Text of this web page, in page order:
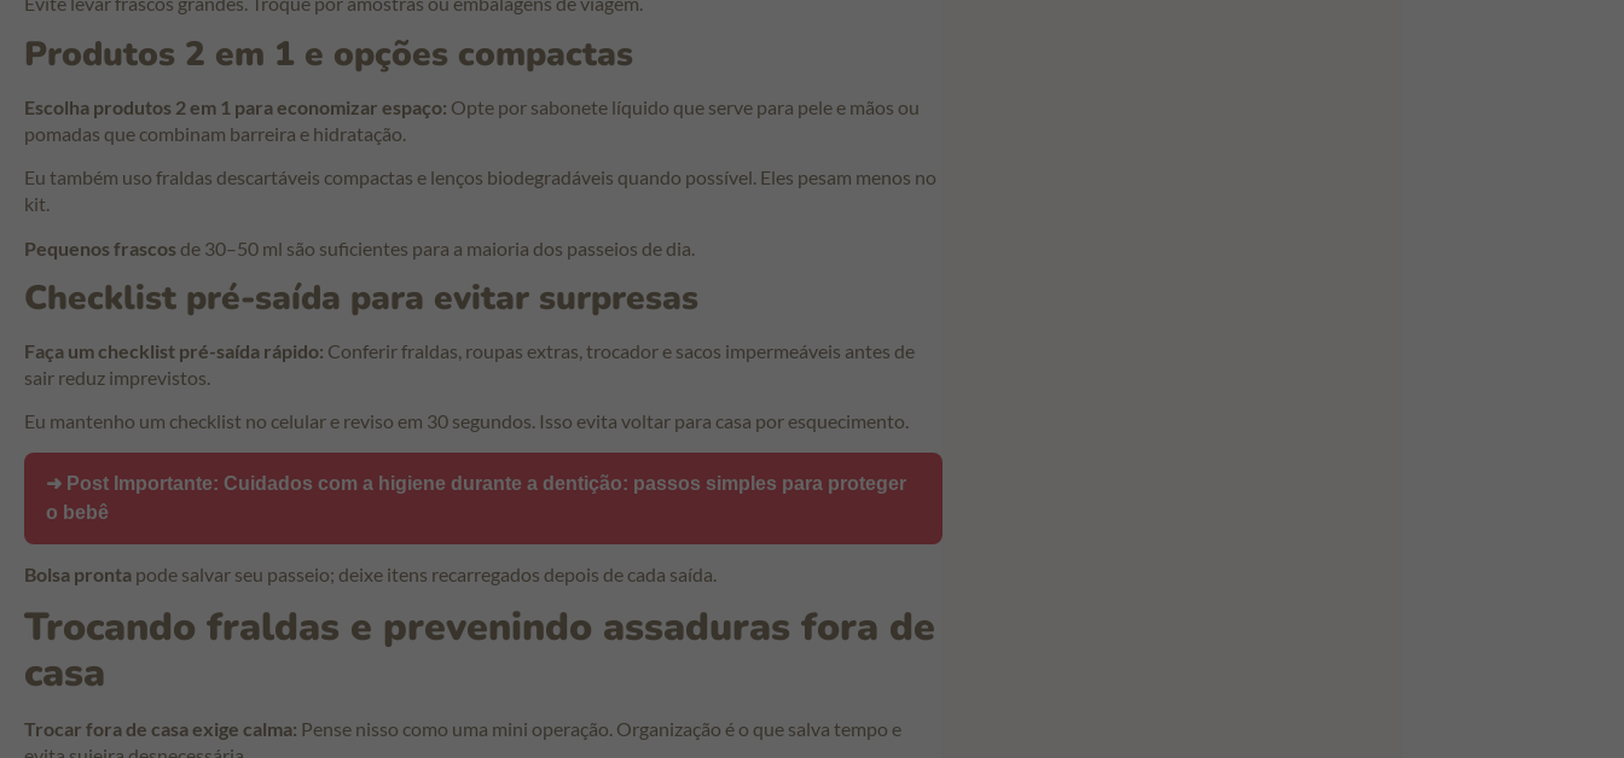
Produtos 2 em 1 e opções compactas
Escolha produtos 2 em 1 para economizar espaço: Opte por sabonete líquido que serve para pele e mãos ou
pomadas que combinam barreira e hidratação.
Eu também uso fraldas descartáveis compactas e lenços biodegradáveis quando possível. Eles pesam menos no
kit.
Pequenos frascos de 30–50 ml são suficientes para a maioria dos passeios de dia.
Checklist pré-saída para evitar surpresas
Faça um checklist pré-saída rápido: Conferir fraldas, roupas extras, trocador e sacos impermeáveis antes de
sair reduz imprevistos.
Eu mantenho um checklist no celular e reviso em 30 segundos. Isso evita voltar para casa por esquecimento.
➜ Post Importante: Cuidados com a higiene durante a dentição: passos simples para proteger
o bebê
Bolsa pronta pode salvar seu passeio; deixe itens recarregados depois de cada saída.
Trocando fraldas e prevenindo assaduras fora de
casa
Trocar fora de casa exige calma: Pense nisso como uma mini operação. Organização é o que salva tempo e